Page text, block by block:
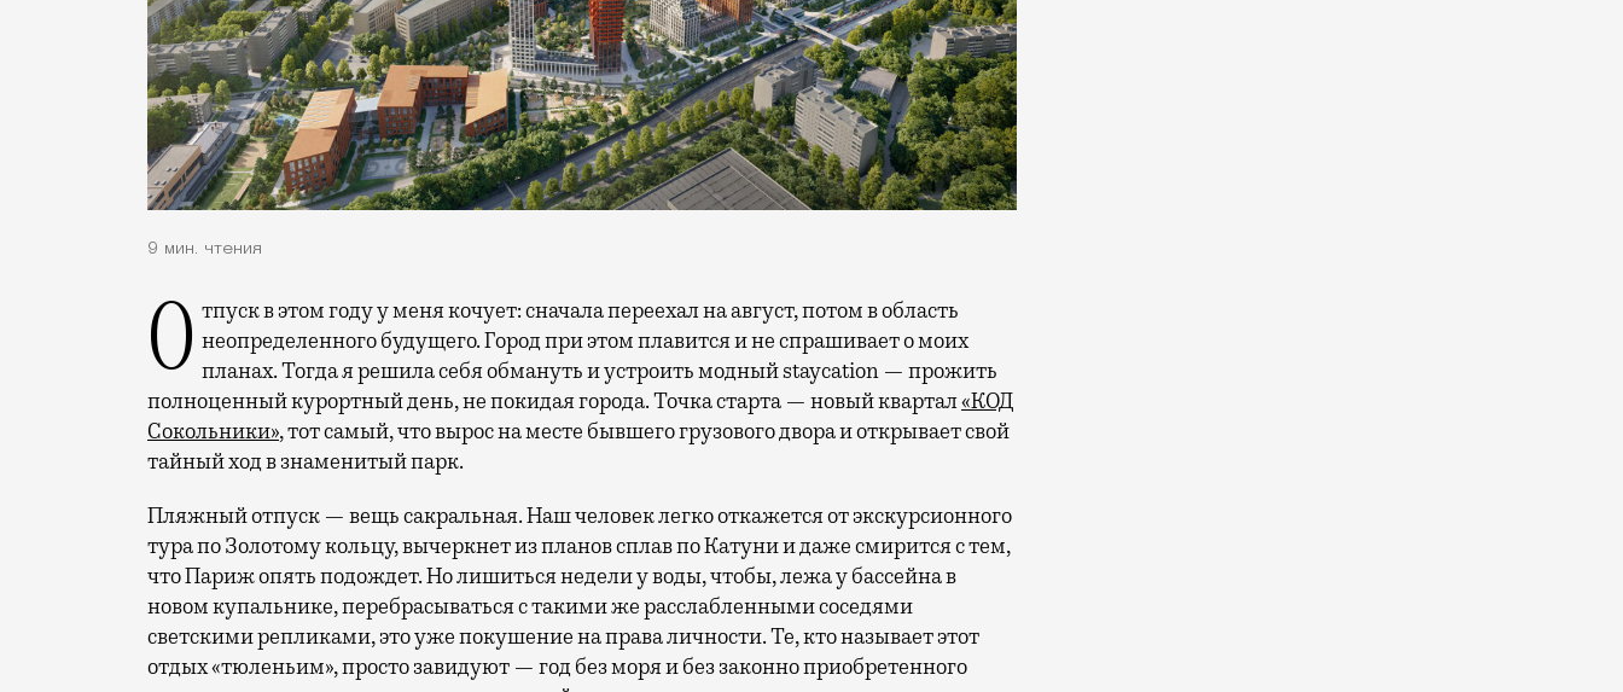
9 мин. чтения
Отпуск в этом году у меня кочует: сначала переехал на август, потом в область неопределенного будущего. Город при этом плавится и не спрашивает о моих
планах. Тогда я решила себя обмануть и устроить модный staycation — прожить
полноценный курортный день, не покидая города. Точка старта — новый квартал«КОД
Сокольники», тот самый, что вырос на месте бывшего грузового двора и открывает свой
тайный ход в знаменитый парк.
Пляжный отпуск — вещь сакральная. Наш человек легко откажется от экскурсионного
тура по Золотому кольцу, вычеркнет из планов сплав по Катуни и даже смирится с тем,
что Париж опять подождет. Но лишиться недели у воды, чтобы, лежа у бассейна в
новом купальнике, перебрасываться с такими же расслабленными соседями
светскими репликами, это уже покушение на права личности. Те, кто называет этот
отдых «тюленьим», просто завидуют — год без моря и без законно приобретенного